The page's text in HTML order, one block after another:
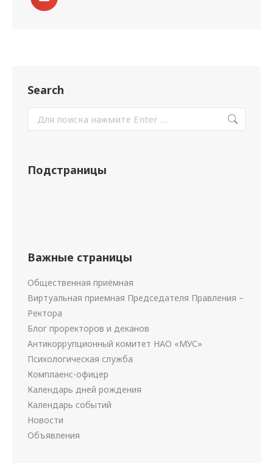
Search
Подстраницы
Важные страницы
Общественная приёмная
Виртуальная приемная Председателя Правления –
Ректора
Блог проректоров и деканов
Антикоррупционный комитет НАО «МУС»
Психологическая служба
Комплаенс-офицер
Календарь дней рождения
Календарь событий
Новости
Объявления